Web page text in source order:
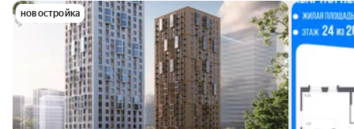
новостройка